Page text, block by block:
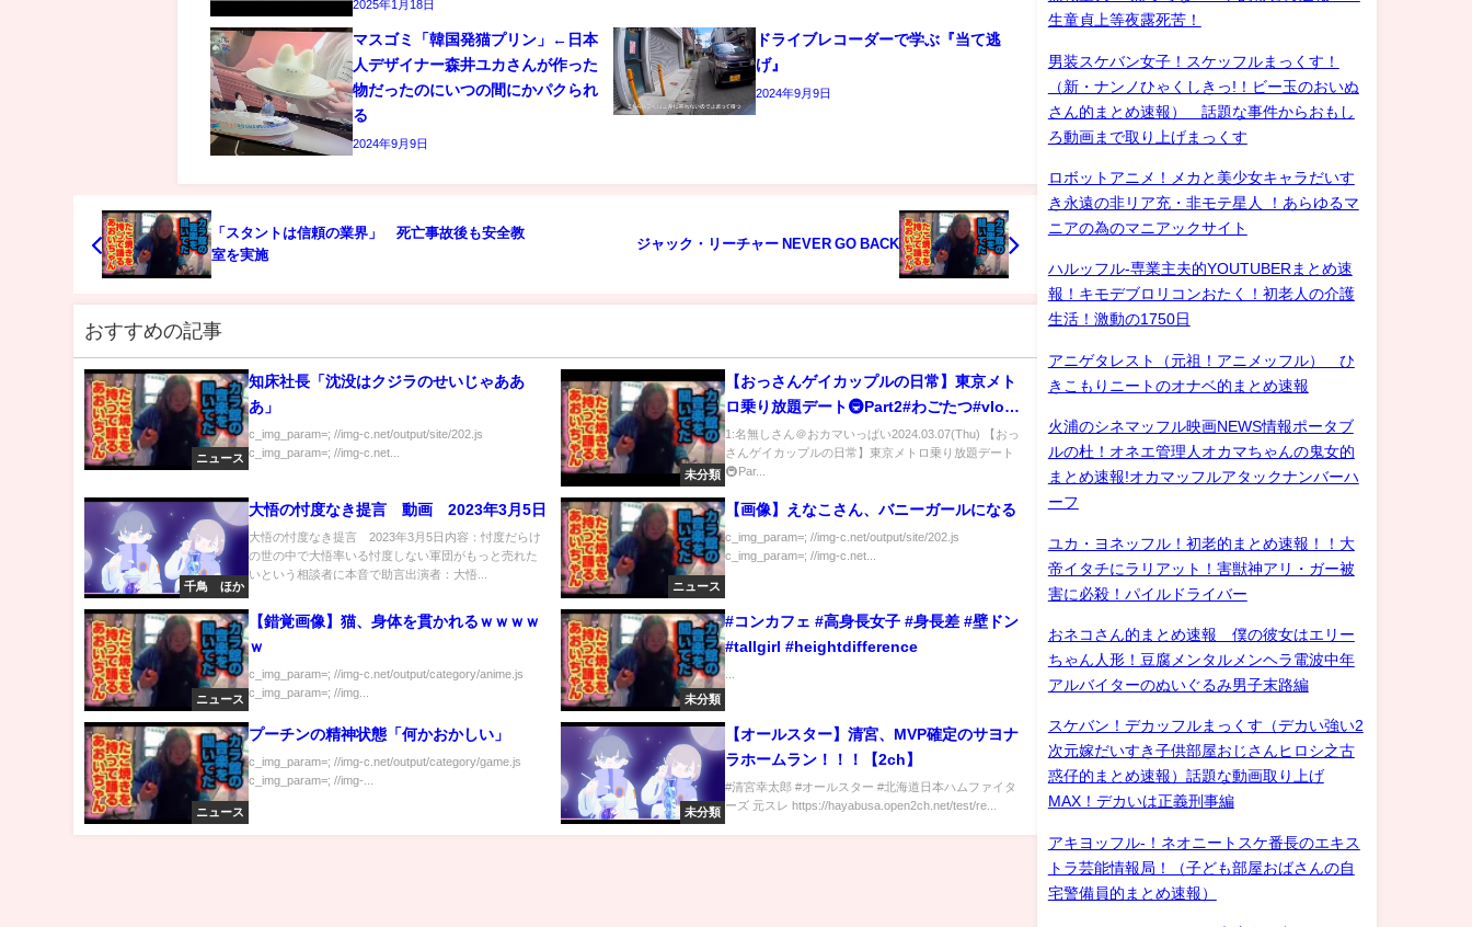
2025年1月18日
マスゴミ「韓国発猫プリン」←日本
人デザイナー森井ユカさんが作った
物だったのにいつの間にかパクられ
る
2024年9月9日
ドライブレコーダーで学ぶ『当て逃
げ』
2024年9月9日
「スタントは信頼の業界」 死亡事故後も安全教
室を実施
ジャック・リーチャー NEVER GO BACK
おすすめの記事
ニュース
知床社長「沈没はクジラのせいじゃああ
あ」
c_img_param=; //img-c.net/output/site/202.js
c_img_param=; //img-c.net...
未分類
【おっさんゲイカップルの日常】東京メト
ロ乗り放題デート🚇Part2#わごたつ#vlog
#lgbt
1:名無しさん＠おカマいっぱい2024.03.07(Thu) 【おっ
さんゲイカップルの日常】東京メトロ乗り放題デート
🚇Par...
千鳥 ほか
大悟の忖度なき提言 動画 2023年3月5日
大悟の忖度なき提言 2023年3月5日内容：忖度だらけ
の世の中で大悟率いる忖度しない軍団がもっと売れた
いという相談者に本音で助言出演者：大悟...
ニュース
【画像】えなこさん、バニーガールになる
c_img_param=; //img-c.net/output/site/202.js
c_img_param=; //img-c.net...
ニュース
【錯覚画像】猫、身体を貫かれるｗｗｗｗ
ｗ
c_img_param=; //img-c.net/output/category/anime.js
c_img_param=; //img...
未分類
#コンカフェ #高身長女子 #身長差 #壁ドン
#tallgirl #heightdifference
ニュース
プーチンの精神状態「何かおかしい」
c_img_param=; //img-c.net/output/category/game.js
c_img_param=; //img-...
未分類
【オールスター】清宮、MVP確定のサヨナ
ラホームラン！！！【2ch】
#清宮幸太郎 #オールスター #北海道日本ハムファイタ
ーズ 元スレ https://hayabusa.open2ch.net/test/re...
生童貞上等夜露死苦！
男装スケバン女子！スケッフルまっくす！
（新・ナンノひゃくしきっ!！ビー玉のおいぬ
さん的まとめ速報） 話題な事件からおもし
ろ動画まで取り上げまっくす
ロボットアニメ！メカと美少女キャラだいす
き永遠の非リア充・非モテ星人 ！あらゆるマ
ニアの為のマニアックサイト
ハルッフル-専業主夫的YOUTUBERまとめ速
報！キモデブロリコンおたく！初老人の介護
生活！激動の1750日
アニゲタレスト（元祖！アニメッフル） ひ
きこもりニートのオナベ的まとめ速報
火浦のシネマッフル映画NEWS情報ポータブ
ルの杜！オネエ管理人オカマちゃんの鬼女的
まとめ速報!オカマッフルアタックナンバーハ
ーフ
ユカ・ヨネッフル！初老的まとめ速報！！大
帝イタチにラリアット！害獣神アリ・ガー被
害に必殺！パイルドライバー
おネコさん的まとめ速報 僕の彼女はエリー
ちゃん人形！豆腐メンタルメンヘラ電波中年
アルバイターのぬいぐるみ男子末路編
スケバン！デカッフルまっくす（デカい強い2
次元嫁だいすき子供部屋おじさんヒロシ之古
惑仔的まとめ速報）話題な動画取り上げ
MAX！デカいは正義刑事編
アキヨッフル-！ネオニートスケ番長のエキス
トラ芸能情報局！（子ども部屋おばさんの自
宅警備員的まとめ速報）